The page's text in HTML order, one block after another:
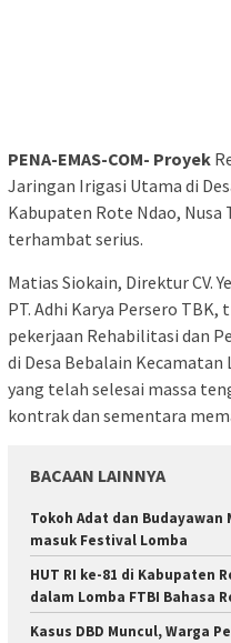
PENA-EMAS-COM- Proyek
Jaringan Irigasi Utama di
Kabupaten Rote Ndao,
terhambat serius.
Matias Siokain, Direktur CV.
PT. Adhi Karya Persero
pekerjaan Rehabilitasi dan
di Desa Bebalain
yang telah selesai massa
kontrak dan sementara
BACAAN LAINNYA
Tokoh Adat dan
masuk Festival Lomba
HUT RI ke-81 di Kabupaten
dalam Lomba FTBI Bahasa
Kasus DBD Muncul, Warga